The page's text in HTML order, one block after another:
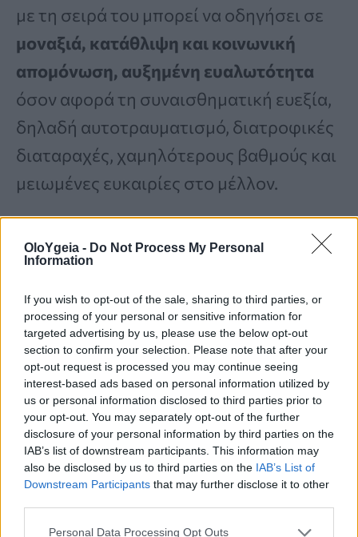
OloYgeia - Do Not Process My Personal
Information
If you wish to opt-out of the sale, sharing to third parties, or
processing of your personal or sensitive information for
targeted advertising by us, please use the below opt-out
section to confirm your selection. Please note that after your
opt-out request is processed you may continue seeing
interest-based ads based on personal information utilized by
us or personal information disclosed to third parties prior to
your opt-out. You may separately opt-out of the further
disclosure of your personal information by third parties on the
IAB’s list of downstream participants. This information may
also be disclosed by us to third parties on the IAB’s List of
Downstream Participants that may further disclose it to other
Personal Data Processing Opt Outs
με τη σειρά του μπορεί να οδηγήσει σε
μοναξιά, κατάθλιψη και κοινωνική
απομόνωση, αυξημένη ευαλωτότητα
όσον αφορά τη συναισθηματική ευεξία,
δηλαδή αυτοτραυματισμό, διατροφικές
διαταραχές, χαμηλότερους βαθμούς και
μειωμένες ευκαιρίες στο μέλλον.
Η National Autistic Society λέει επίσης
ότι υπάρχουν πολλές
εξηγούν το κενό στη διάγνωση, αλλά
καμία δεν έχει αποδειχθεί οριστικά.
Μερικές από τις θεωρίες είναι:
ένας πιθανός «γυναικείος
φαινότυπος αυτισμού» –με άλλα
λόγια, οι αυτιστικές γυναίκες και
τα κορίτσια έχουν